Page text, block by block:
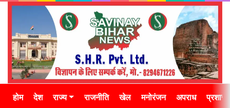
होम देश राज्य राजनीति खेल मनोरंजन अपराध